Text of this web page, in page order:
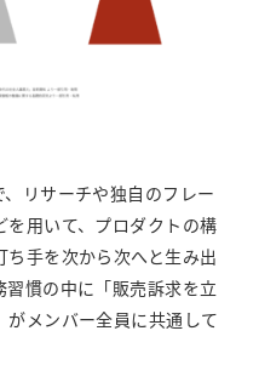
リサーチや独自のフレー
用いて、プロダクトの構
手を次から次へと生み出
慣の中に「販売訴求を立
メンバー全員に共通して